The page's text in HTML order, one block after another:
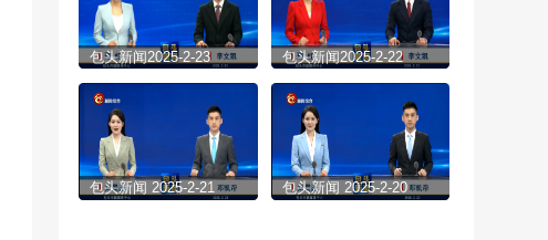
包头新闻2025-2-23 包头新闻2025-2-22
包头新闻 2025-2-21 包头新闻 2025-2-20